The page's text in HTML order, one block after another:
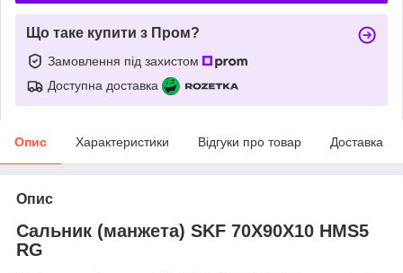
Що таке купити з Пром?
Замовлення під захистом
Доступна доставка
Опис Характеристики Відгуки про товар Доставка
Опис
Сальник (манжета) SKF 70X90X10 HMS5
RG